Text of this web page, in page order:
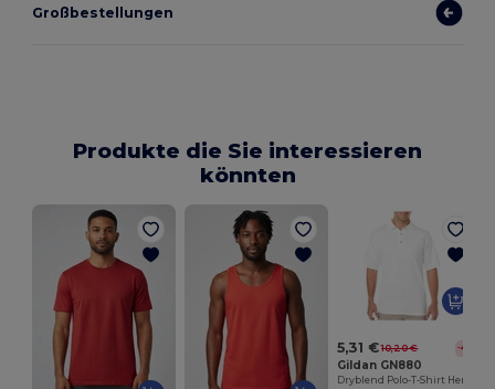
Großbestellungen
Produkte die Sie interessieren
könnten
5,31 € 10,20 € -48%
Gildan GN880